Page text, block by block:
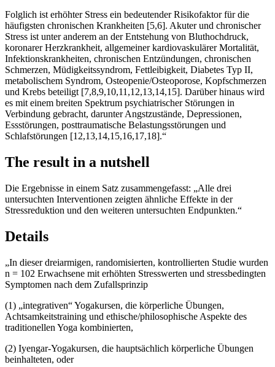
Folglich ist erhöhter Stress ein bedeutender Risikofaktor für die
häufigsten chronischen Krankheiten [5,6]. Akuter und chronischer
Stress ist unter anderem an der Entstehung von Bluthochdruck,
koronarer Herzkrankheit, allgemeiner kardiovaskulärer Mortalität,
Infektionskrankheiten, chronischen Entzündungen, chronischen
Schmerzen, Müdigkeitssyndrom, Fettleibigkeit, Diabetes Typ II,
metabolischem Syndrom, Osteopenie/Osteoporose, Kopfschmerzen
und Krebs beteiligt [7,8,9,10,11,12,13,14,15]. Darüber hinaus wird
es mit einem breiten Spektrum psychiatrischer Störungen in
Verbindung gebracht, darunter Angstzustände, Depressionen,
Essstörungen, posttraumatische Belastungsstörungen und
Schlafstörungen [12,13,14,15,16,17,18].“
The result in a nutshell
Die Ergebnisse in einem Satz zusammengefasst: „Alle drei
untersuchten Interventionen zeigten ähnliche Effekte in der
Stressreduktion und den weiteren untersuchten Endpunkten.“
Details
„In dieser dreiarmigen, randomisierten, kontrollierten Studie wurden
n = 102 Erwachsene mit erhöhten Stresswerten und stressbedingten
Symptomen nach dem Zufallsprinzip
(1) „integrativen“ Yogakursen, die körperliche Übungen,
Achtsamkeitstraining und ethische/philosophische Aspekte des
traditionellen Yoga kombinierten,
(2) Iyengar-Yogakursen, die hauptsächlich körperliche Übungen
beinhalteten, oder